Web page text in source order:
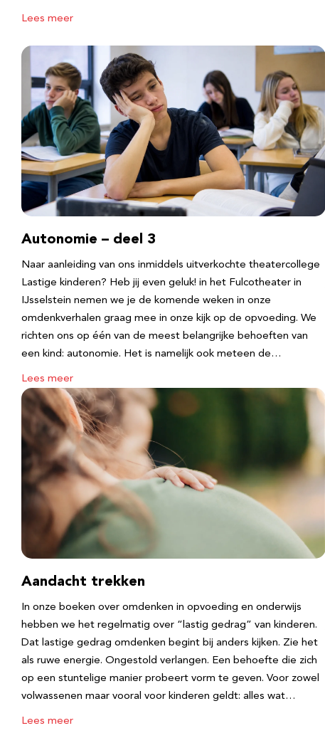
Lees meer
Autonomie – deel 3
Naar aanleiding van ons inmiddels uitverkochte theatercollege
Lastige kinderen? Heb jij even geluk! in het Fulcotheater in
IJsselstein nemen we je de komende weken in onze
omdenkverhalen graag mee in onze kijk op de opvoeding. We
richten ons op één van de meest belangrijke behoeften van
een kind: autonomie. Het is namelijk ook meteen de…
Lees meer
Aandacht trekken
In onze boeken over omdenken in opvoeding en onderwijs
hebben we het regelmatig over “lastig gedrag” van kinderen.
Dat lastige gedrag omdenken begint bij anders kijken. Zie het
als ruwe energie. Ongestold verlangen. Een behoefte die zich
op een stuntelige manier probeert vorm te geven. Voor zowel
volwassenen maar vooral voor kinderen geldt: alles wat…
Lees meer